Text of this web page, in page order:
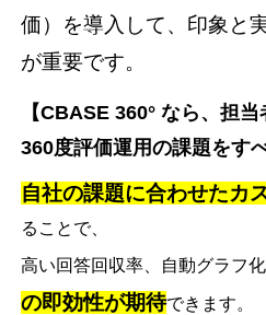
価）を導入して、印象と
が重要です。
【CBASE 360° なら、担
360度評価運用の課題をす
自社の課題に合わせたカ
ることで、
高い回答回収率、自動グラフ
の即効性が期待できます。